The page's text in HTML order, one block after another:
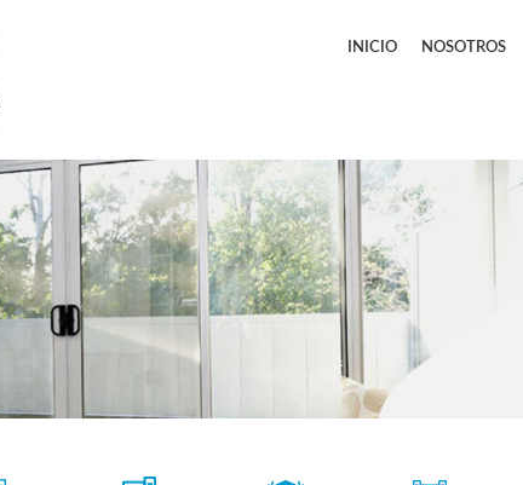
INICIO NOSOTROS